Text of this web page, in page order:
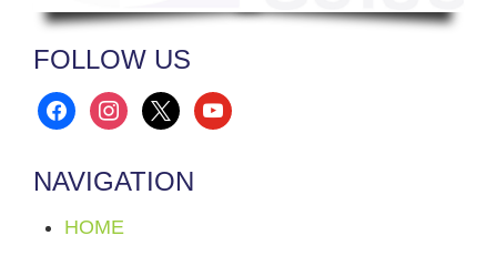
FOLLOW US
facebookinstagram
x youtube
NAVIGATION
HOME